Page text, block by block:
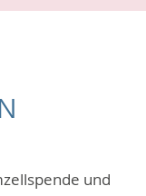
und